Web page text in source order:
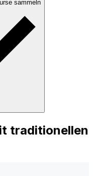
sammeln
traditionellen